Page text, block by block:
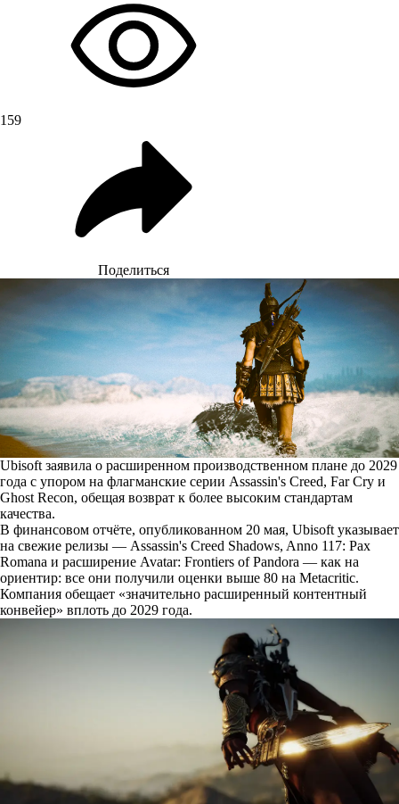
159
Поделиться
Ubisoft заявила о расширенном производственном плане до 2029
года с упором на флагманские серии Assassin's Creed, Far Cry и
Ghost Recon, обещая возврат к более высоким стандартам
качества.
В финансовом отчёте, опубликованном 20 мая, Ubisoft указывает
на свежие релизы — Assassin's Creed Shadows, Anno 117: Pax
Romana и расширение Avatar: Frontiers of Pandora — как на
ориентир: все они получили оценки выше 80 на Metacritic.
Компания обещает «значительно расширенный контентный
конвейер» вплоть до 2029 года.